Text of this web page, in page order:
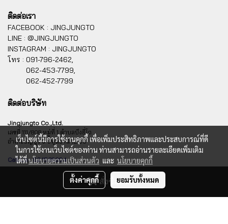
สั่งซื้อสินค้า
ติดต่อเรา
FACEBOOK : JINGJUNGTO
LINE : @JINGJUNGTO
INSTAGRAM : JINGJUNGTO
โทร : 091-796-2462,
062-453-7799,
062-452-7799
ติดต่อบริษัท
Jingjungto Co.,Ltd.
เลขที่ 111/808 หมู่ที่ 1 ตำบลบึงยี่โถ
อำเภอธัญบุรี จ.ปทุมธานี 12130
Call Us : 02 1569204
เว็บไซต์นี้มีการใช้งานคุกกี้ เพื่อเพิ่มประสิทธิภาพและประสบการณ์ที่ดี
ในการใช้งานเว็บไซต์ของท่าน ท่านสามารถอ่านรายละเอียดเพิ่มเติม
ได้ที่นโยบายความเป็นส่วนตัว และ นโยบายคุกกี้
ตั้งค่าคุกกี้ ยอมรับทั้งหมด